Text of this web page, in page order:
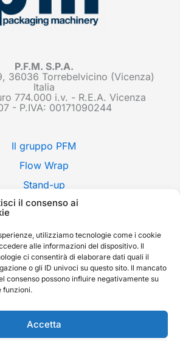
il consenso ai
utilizziamo tecnologie come i cookie
alle informazioni del dispositivo. Il
ci consentirà di elaborare dati quali il
o gli ID univoci su questo sito. Il mancato
consenso possono influire negativamente su
funzioni.
Accetta
P.F.M. S.P.A.
36036 Torrebelvicino (Vicenza)
Italia
774.000 i.v. - R.E.A. Vicenza
- P.IVA: 00171090244
Il gruppo PFM
Flow Wrap
Stand-up
Applicazioni
Fiere
News
Contatti
English